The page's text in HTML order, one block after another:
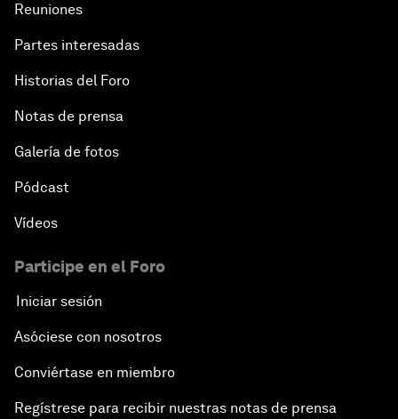
Reuniones
Partes interesadas
Historias del Foro
Notas de prensa
Galería de fotos
Pódcast
Vídeos
Participe en el Foro
Iniciar sesión
Asóciese con nosotros
Conviértase en miembro
Regístrese para recibir nuestras notas de prensa